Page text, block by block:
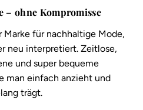
– ohne Kompromisse
für nachhaltige Mode,
neu interpretiert. Zeitlose,
und super bequeme
man einfach anzieht und
trägt.